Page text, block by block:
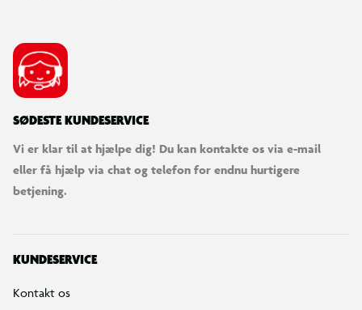
SØDESTE KUNDESERVICE
Vi er klar til at hjælpe dig! Du kan kontakte os via e-mail
eller få hjælp via chat og telefon for endnu hurtigere
betjening.
KUNDESERVICE
Kontakt os